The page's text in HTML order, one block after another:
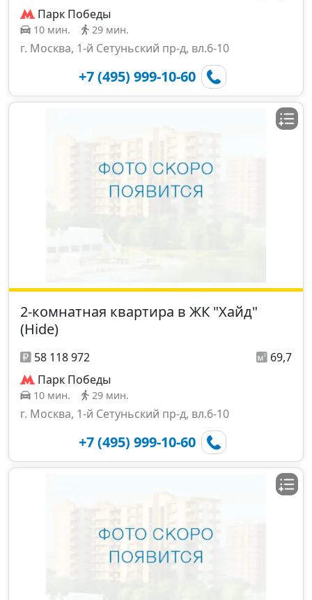
Парк Победы
10 мин. 29 мин.
г. Москва, 1-й Сетуньский пр-д, вл.6-10
+7 (495) 999-10-60
2-комнатная квартира в ЖК "Хайд"
(Hide)
58 118 972
69,7
Парк Победы
10 мин. 29 мин.
г. Москва, 1-й Сетуньский пр-д, вл.6-10
+7 (495) 999-10-60